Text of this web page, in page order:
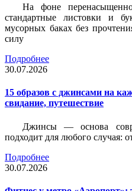
На фоне
стандартные листовки и
мусорных баках без
силу
Подробнее
30.07.2026
15 образов с джинсами на
свидание, путешествие
Джинсы — основа
подходит для любого случая:
Подробнее
30.07.2026